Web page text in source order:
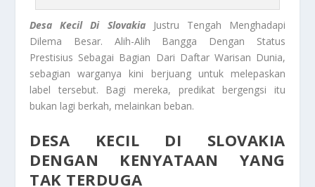
Desa Kecil Di SlovakiaJustru Tengah Menghadapi
Dilema Besar. Alih-Alih Bangga Dengan Status
Prestisius Sebagai Bagian Dari Daftar Warisan Dunia,
sebagian warganya kini berjuang untuk melepaskan
label tersebut. Bagi mereka, predikat bergengsi itu
bukan lagi berkah, melainkan beban.
DESA KECIL DI SLOVAKIA
DENGAN KENYATAAN YANG
TAK TERDUGA